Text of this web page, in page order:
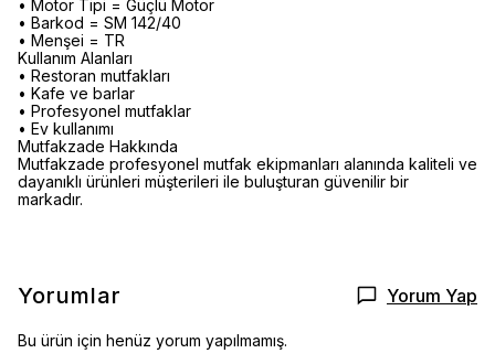
• Motor Tipi = Güçlü Motor
• Barkod = SM 142/40
• Menşei = TR
Kullanım Alanları
• Restoran mutfakları
• Kafe ve barlar
• Profesyonel mutfaklar
• Ev kullanımı
Mutfakzade Hakkında
Mutfakzade profesyonel mutfak ekipmanları alanında kaliteli ve
dayanıklı ürünleri müşterileri ile buluşturan güvenilir bir
markadır.
Yorumlar Yorum Yap
Bu ürün için henüz yorum yapılmamış.